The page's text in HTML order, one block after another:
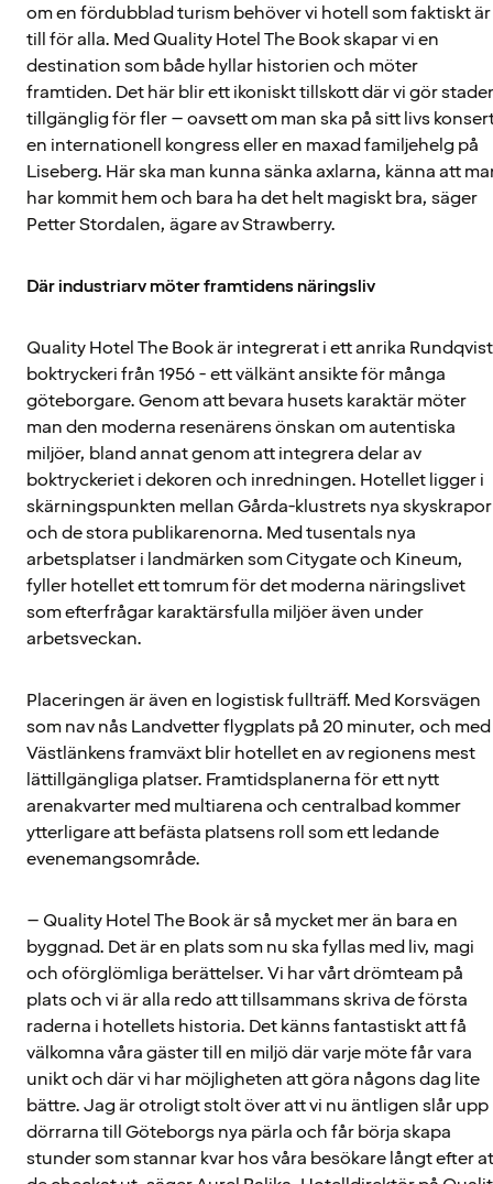
om en fördubblad turism behöver vi hotell som faktiskt är
till för alla. Med Quality Hotel The Book skapar vi en
destination som både hyllar historien och möter
framtiden. Det här blir ett ikoniskt tillskott där vi gör
tillgänglig för fler – oavsett om man ska på sitt livs
en internationell kongress eller en maxad familjehelg på
Liseberg. Här ska man kunna sänka axlarna, känna att
har kommit hem och bara ha det helt magiskt bra, säger
Petter Stordalen, ägare av Strawberry.
Där industriarv möter framtidens näringsliv
Quality Hotel The Book är integrerat i ett anrika
boktryckeri från 1956 - ett välkänt ansikte för många
göteborgare. Genom att bevara husets karaktär möter
man den moderna resenärens önskan om autentiska
miljöer, bland annat genom att integrera delar av
boktryckeriet i dekoren och inredningen. Hotellet ligger i
skärningspunkten mellan Gårda-klustrets nya skyskrapor
och de stora publikarenorna. Med tusentals nya
arbetsplatser i landmärken som Citygate och Kineum,
fyller hotellet ett tomrum för det moderna näringslivet
som efterfrågar karaktärsfulla miljöer även under
arbetsveckan.
Placeringen är även en logistisk fullträff. Med Korsvägen
som nav nås Landvetter flygplats på 20 minuter, och med
Västlänkens framväxt blir hotellet en av regionens mest
lättillgängliga platser. Framtidsplanerna för ett nytt
arenakvarter med multiarena och centralbad kommer
ytterligare att befästa platsens roll som ett ledande
evenemangsområde.
– Quality Hotel The Book är så mycket mer än bara en
byggnad. Det är en plats som nu ska fyllas med liv, magi
och oförglömliga berättelser. Vi har vårt drömteam på
plats och vi är alla redo att tillsammans skriva de första
raderna i hotellets historia. Det känns fantastiskt att få
välkomna våra gäster till en miljö där varje möte får vara
unikt och där vi har möjligheten att göra någons dag lite
bättre. Jag är otroligt stolt över att vi nu äntligen slår upp
dörrarna till Göteborgs nya pärla och får börja skapa
stunder som stannar kvar hos våra besökare långt efter